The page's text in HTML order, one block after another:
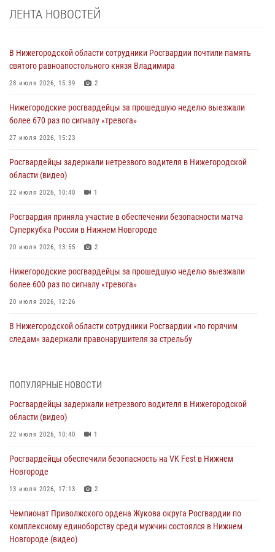
ЛЕНТА НОВОСТЕЙ
В Нижегородской области сотрудники Росгвардии почтили память
святого равноапостольного князя Владимира
28 июля 2026, 15:39 2
Нижегородские росгвардейцы за прошедшую неделю выезжали
более 670 раз по сигналу «тревога»
27 июля 2026, 15:23
Росгвардейцы задержали нетрезвого водителя в Нижегородской
области (видео)
22 июля 2026, 10:40 1
Росгвардия приняла участие в обеспечении безопасности матча
Суперкубка России в Нижнем Новгороде
20 июля 2026, 13:55 2
Нижегородские росгвардейцы за прошедшую неделю выезжали
более 600 раз по сигналу «тревога»
20 июля 2026, 12:26
В Нижегородской области сотрудники Росгвардии «по горячим
следам» задержали правонарушителя за стрельбу
В Нижегородской области продолжаются мероприятия в рамках
16 июля 2026, 05:00
Росгвардейцы обеспечили безопасность на VK Fest в Нижнем
13 июля 2026, 17:13
Нижегородские росгвардейцы за прошедшую неделю выезжали
13 июля 2026, 06:45
Росгвардейцы предотвратили серию краж в Нижнем Новгороде
ПОПУЛЯРНЫЕ НОВОСТИ
Росгвардейцы задержали нетрезвого водителя в Нижегородской
области (видео)
22 июля 2026, 10:40 1
Росгвардейцы обеспечили безопасность на VK Fest в Нижнем
Новгороде
13 июля 2026, 17:13 2
Чемпионат Приволжского ордена Жукова округа Росгвардии по
комплексному единоборству среди мужчин состоялся в Нижнем
Новгороде (видео)